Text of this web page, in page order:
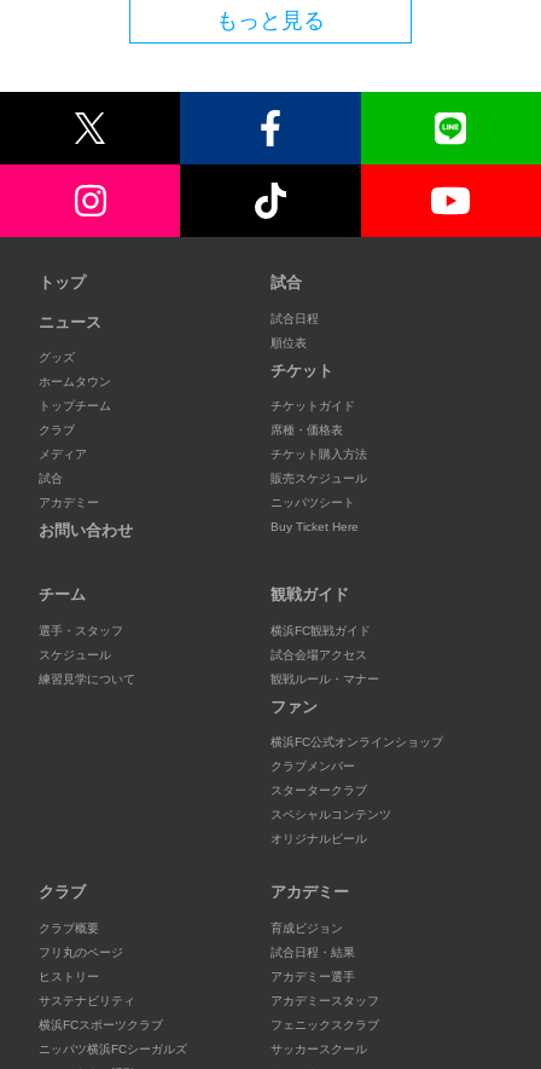
もっと見る
トップ
ニュース
グッズ
ホームタウン
トップチーム
クラブ
メディア
試合
アカデミー
お問い合わせ
試合
試合日程
順位表
チケット
チケットガイド
席種・価格表
チケット購入方法
販売スケジュール
ニッパツシート
Buy Ticket Here
チーム
選手・スタッフ
スケジュール
練習見学について
観戦ガイド
横浜FC観戦ガイド
試合会場アクセス
観戦ルール・マナー
ファン
横浜FC公式オンラインショップ
クラブメンバー
スタータークラブ
スペシャルコンテンツ
オリジナルビール
クラブ
クラブ概要
フリ丸のページ
ヒストリー
サステナビリティ
横浜FCスポーツクラブ
ニッパツ横浜FCシーガルズ
アカデミー
育成ビジョン
試合日程・結果
アカデミー選手
アカデミースタッフ
フェニックスクラブ
サッカースクール